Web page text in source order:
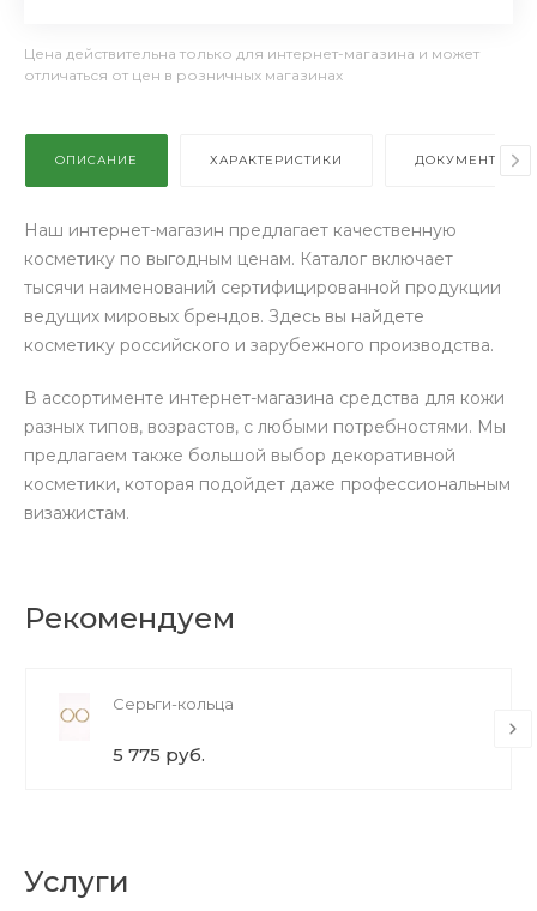
Цена действительна только для интернет-магазина и может
отличаться от цен в розничных магазинах
ОПИСАНИЕ ХАРАКТЕРИСТИКИ ДОКУМЕНТЫ
Наш интернет-магазин предлагает качественную
косметику по выгодным ценам. Каталог включает
тысячи наименований сертифицированной продукции
ведущих мировых брендов. Здесь вы найдете
косметику российского и зарубежного производства.
В ассортименте интернет-магазина средства для кожи
разных типов, возрастов, с любыми потребностями. Мы
предлагаем также большой выбор декоративной
косметики, которая подойдет даже профессиональным
визажистам.
Рекомендуем
Серьги-кольца
5 775 руб.
Услуги